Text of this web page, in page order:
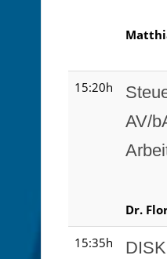
15:20h
AV/
Dr.
15:35h